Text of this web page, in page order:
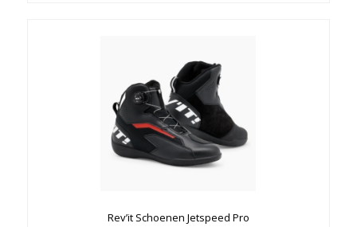
Rev’it Schoenen Jetspeed Pro